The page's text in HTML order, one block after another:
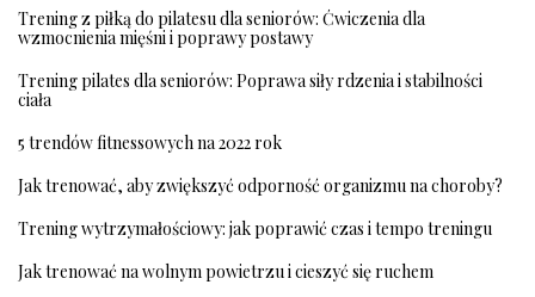
Trening z piłką do pilatesu dla seniorów: Ćwiczenia dla
wzmocnienia mięśni i poprawy postawy
Trening pilates dla seniorów: Poprawa siły rdzenia i stabilności
ciała
5 trendów fitnessowych na 2022 rok
Jak trenować, aby zwiększyć odporność organizmu na choroby?
Trening wytrzymałościowy: jak poprawić czas i tempo treningu
Jak trenować na wolnym powietrzu i cieszyć się ruchem